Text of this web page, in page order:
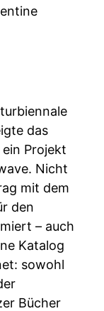
das
Projekt
Nicht
mit dem
den
– auch
Katalog
sowohl
Bücher